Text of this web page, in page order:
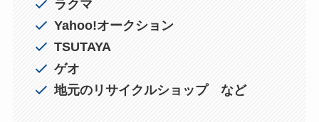
ラクマ
Yahoo!オークション
TSUTAYA
ゲオ
地元のリサイクルショップ など